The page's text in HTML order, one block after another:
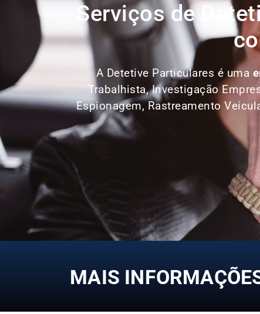
Serviços de
A Detetive Particulares é uma
Trabalhista, Investigação
Espionagem, Rastreamento
MAIS